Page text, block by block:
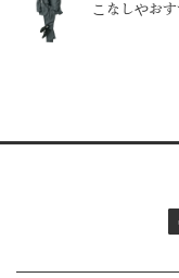
こなしやお